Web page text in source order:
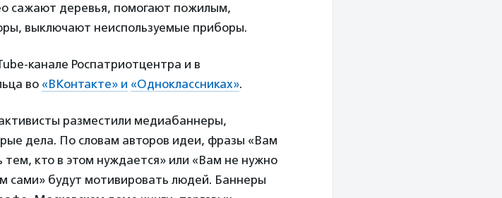
сажают деревья, помогают пожилым,
выключают неиспользуемые приборы.
канале Роспатриотцентра и в
во «ВКонтакте» и «Одноклассниках».
разместили медиабаннеры,
дела. По словам авторов идеи, фразы «Вам
кто в этом нуждается» или «Вам не нужно
сами» будут мотивировать людей. Баннеры